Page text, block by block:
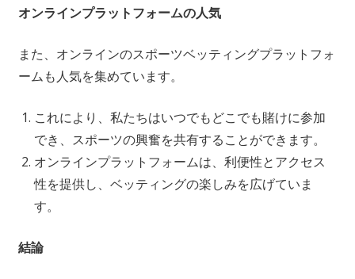
オンラインプラットフォームの人気
また、オンラインのスポーツベッティングプラットフォ
ームも人気を集めています。
これにより、私たちはいつでもどこでも賭けに参加
でき、スポーツの興奮を共有することができます。
オンラインプラットフォームは、利便性とアクセス
性を提供し、ベッティングの楽しみを広げていま
す。
結論